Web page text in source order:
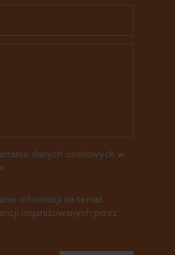
danych osobowych w
informacji na temat
organizowanych przez